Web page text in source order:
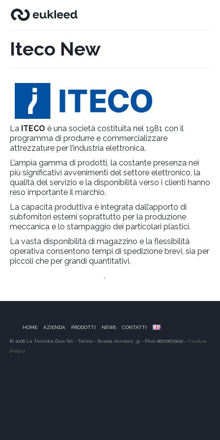
Iteco New
La ITECO è una società costituita nel 1981 con il
programma di produrre e commercializzare
attrezzature per l’industria elettronica.
L’ampia gamma di prodotti, la costante presenza nei
più significativi avvenimenti del settore elettronico, la
qualità del servizio e la disponibilità verso i clienti hanno
reso importante il marchio.
La capacità produttiva è integrata dall’apporto di
subfornitori esterni soprattutto per la produzione
meccanica e lo stampaggio dei particolari plastici.
La vasta disponibilità di magazzino e la flessibilità
operativa consentono tempi di spedizione brevi, sia per
piccoli che per grandi quantitativi.
.
HOME AZIENDA PRODOTTI NEWS CONTATTI
© 2026 La Tecnika Due Srl - Torino - Strada Arrivore, 31 - P.Iva 06070670010 - Cookie
Policy